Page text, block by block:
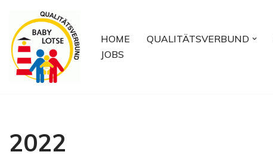
Zum
Inhalt
springen
HOME QUALITÄTSVERBUND
JOBS
2022